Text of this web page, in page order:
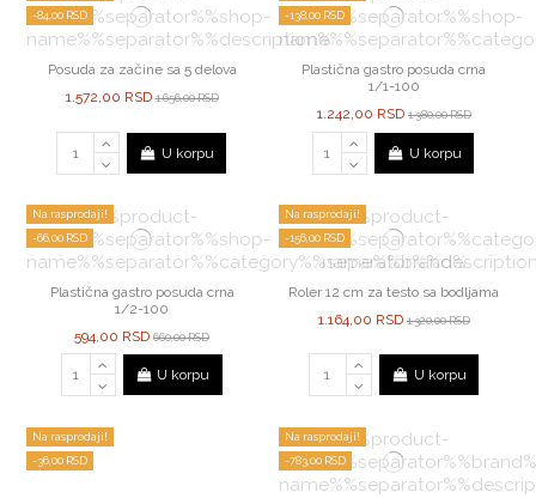
-84,00 RSD
Posuda za začine sa 5 delova
1.572,00 RSD1.656,00 RSD
U korpu
-138,00 RSD
Plastična gastro posuda crna
1/1-100
1.242,00 RSD 1.380,00 RSD
U korpu
Na rasprodaji!
-66,00 RSD
Plastična gastro posuda crna
1/2-100
594,00 RSD660,00 RSD
U korpu
Na rasprodaji!
-156,00 RSD
Roler 12 cm za testo sa bodljama
1.164,00 RSD 1.320,00 RSD
U korpu
Na rasprodaji!
-36,00 RSD
Na rasprodaji!
-783,00 RSD